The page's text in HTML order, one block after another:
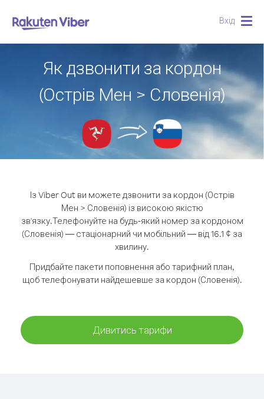
Вхід
Як дзвонити за кордон
(Острів Мен > Словенія)
Із Viber Out ви можете дзвонити за кордон (Острів
Мен > Словенія) із високою якістю
зв'язку.Телефонуйте на будь-який номер за кордоном
(Словенія) — стаціонарний чи мобільний — від 16.1 ¢ за
хвилину.
Придбайте пакети поповнення або тарифний план,
щоб телефонувати найдешевше за кордон (Словенія).
Дивитись тарифи